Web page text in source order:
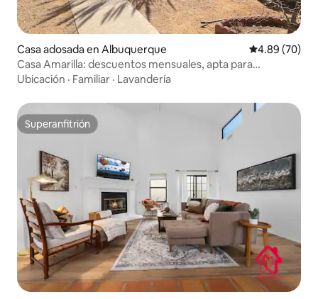
Casa adosada en Albuquerque Calificación
4.89 (70)
Casa Amarilla: descuentos mensuales, apta para
mascotas y niños
Ubicación · Familiar · Lavandería
Superanfitrión
Superanfitrión